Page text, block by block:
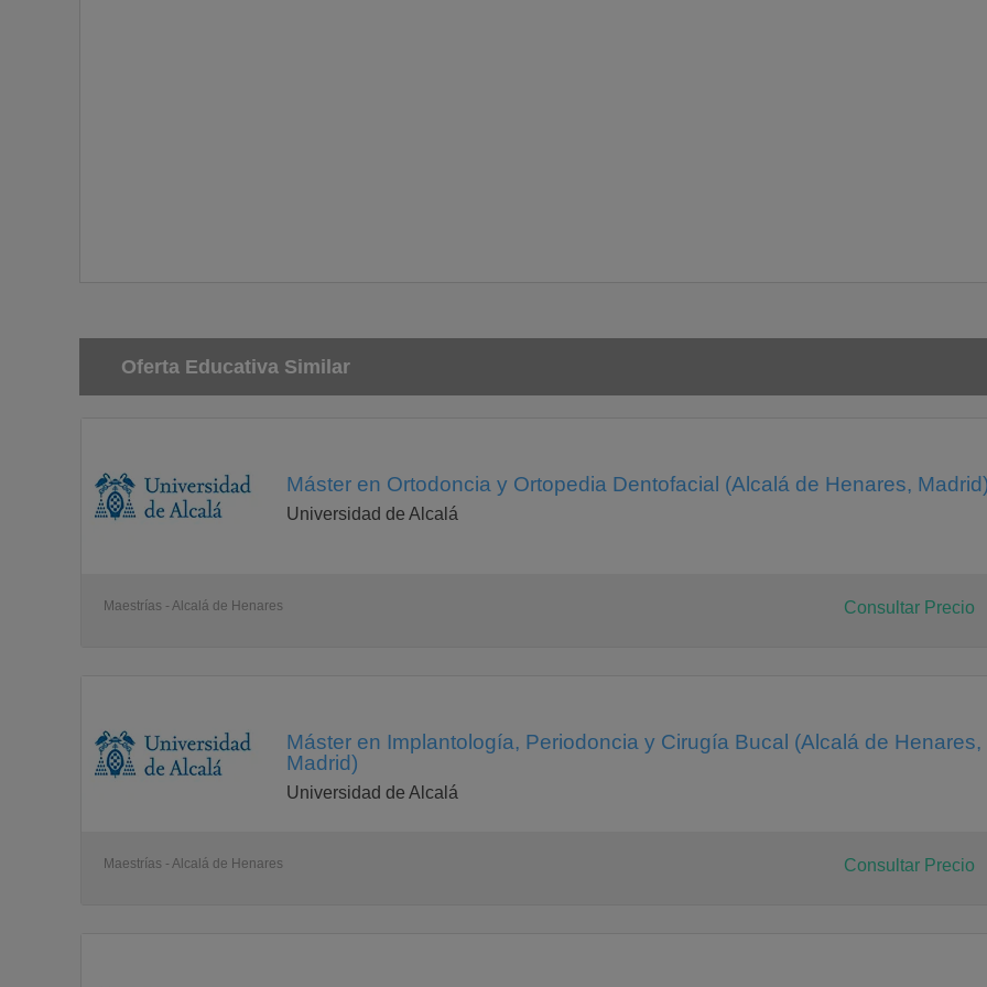
Oferta Educativa Similar
Máster en Ortodoncia y Ortopedia Dentofacial (Alcalá de Henares,
Universidad de Alcalá
Maestrías - Alcalá de Henares Consultar Precio
Máster en Implantología, Periodoncia y Cirugía Bucal (Alcalá de Henares,
Madrid)
Universidad de Alcalá
Maestrías - Alcalá de Henares Consultar Precio